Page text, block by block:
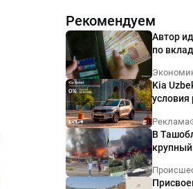
Рекомендуем
Автор
по
Kia
условия
годовых
Реклама
В